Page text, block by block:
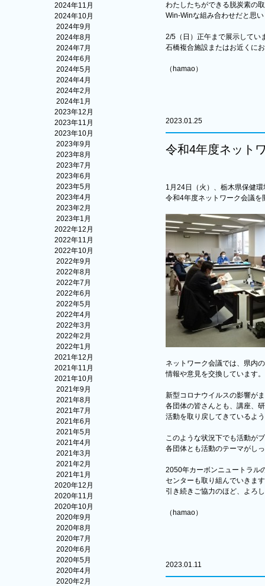
2024年11月
2024年10月
2024年9月
2024年8月
2024年7月
2024年6月
2024年5月
2024年4月
2024年2月
2024年1月
2023年12月
2023年11月
2023年10月
2023年9月
2023年8月
2023年7月
2023年6月
2023年5月
2023年4月
2023年2月
2023年1月
2022年12月
2022年11月
2022年10月
2022年9月
2022年8月
2022年7月
2022年6月
2022年5月
2022年4月
2022年3月
2022年2月
2022年1月
2021年12月
2021年11月
2021年10月
2021年9月
2021年8月
2021年7月
2021年6月
2021年5月
2021年4月
2021年3月
2021年2月
2021年1月
2020年12月
2020年11月
2020年10月
2020年9月
2020年8月
2020年7月
2020年6月
2020年5月
2020年4月
2020年2月
わたしたちができる脱炭素の
Win-Winな組み合わせだと思
2/5（日）正午まで展示してい
石橋複合施設またはお近くに
（hamao）
2023.01.25
令和4年度ネット
1月24日（火）、栃木県保健
令和4年度ネットワーク会議を
ネットワーク会議では、県内
情報や意見を交換しています。
新型コロナウイルスの影響が
各団体の皆さんとも、講座、
活動を取り戻してきているよ
このような状況下でも活動が
各団体とも活動のテーマがし
2050年カーボンニュートラル
センターも取り組んでいきま
引き続きご協力のほど、よろ
（hamao）
2023.01.11